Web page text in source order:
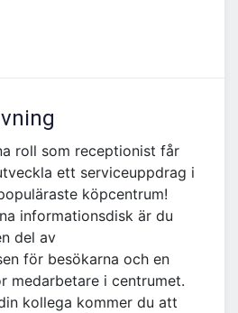
roll som receptionist får
ett serviceuppdrag i
köpcentrum!
informationsdisk är du
del av
för besökarna och en
medarbetare i centrumet.
kollega kommer du att